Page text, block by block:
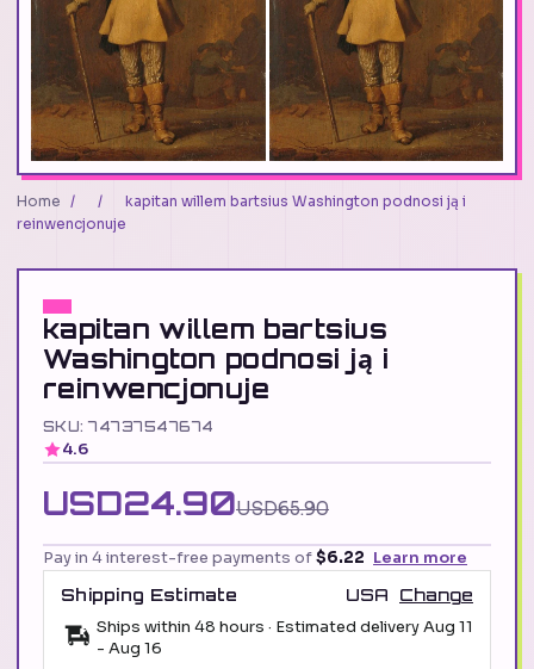
Home / /
kapitan willem bartsius Washington podnosi ją i
reinwencjonuje
kapitan willem bartsius
Washington podnosi ją i
reinwencjonuje
SKU: 74737547674
4.6
USD24.90USD65.90
Pay in 4 interest-free payments of$6.22 Learn more
Shipping Estimate
USA
Change
Ships within 48 hours · Estimated deliveryAug 11
- Aug 16